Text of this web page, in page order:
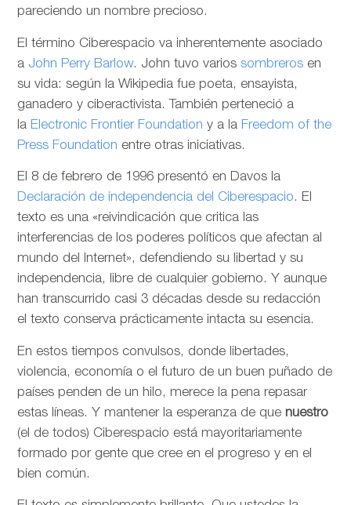
pareciendo un nombre precioso.
El término Ciberespacio va inherentemente asociado
a John Perry Barlow. John tuvo variossombreros en
su vida: según la Wikipedia fue poeta, ensayista,
ganadero y ciberactivista. También perteneció a
la Electronic Frontier Foundation y a la Freedom of the
Press Foundation entre otras iniciativas.
El 8 de febrero de 1996 presentó en Davos la
Declaración de independencia del Ciberespacio. El
texto es una «reivindicación que critica las
interferencias de los poderes políticos que afectan al
mundo del Internet», defendiendo su libertad y su
independencia, libre de cualquier gobierno. Y aunque
han transcurrido casi 3 décadas desde su redacción
el texto conserva prácticamente intacta su esencia.
En estos tiempos convulsos, donde libertades,
violencia, economía o el futuro de un buen puñado de
países penden de un hilo, merece la pena repasar
estas líneas. Y mantener la esperanza de que nuestro
(el de todos) Ciberespacio está mayoritariamente
formado por gente que cree en el progreso y en el
bien común.